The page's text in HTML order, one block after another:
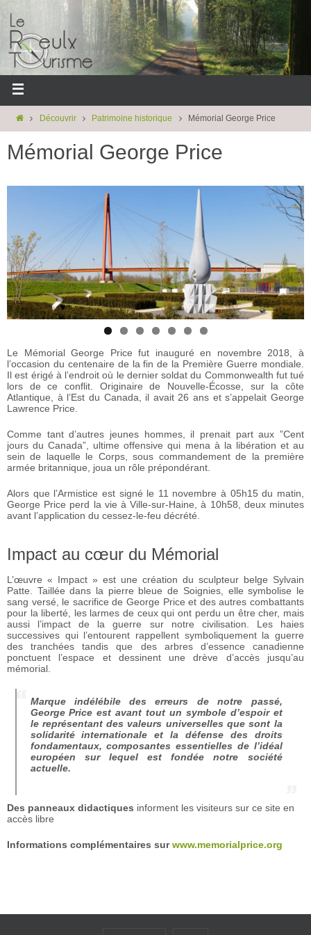
Découvrir Patrimoine historique Mémorial George Price
Mémorial George Price
Le Mémorial George Price fut inauguré en novembre 2018, à
l’occasion du centenaire de la fin de la Première Guerre mondiale.
Il est érigé à l’endroit où le dernier soldat du Commonwealth fut tué
lors de ce conflit. Originaire de Nouvelle-Écosse, sur la côte
Atlantique, à l’Est du Canada, il avait 26 ans et s’appelait George
Lawrence Price.
Comme tant d’autres jeunes hommes, il prenait part aux ”Cent
jours du Canada”, ultime offensive qui mena à la libération et au
sein de laquelle le Corps, sous commandement de la première
armée britannique, joua un rôle prépondérant.
Alors que l’Armistice est signé le 11 novembre à 05h15 du matin,
George Price perd la vie à Ville-sur-Haine, à 10h58, deux minutes
avant l’application du cessez-le-feu décrété.
Impact au cœur du Mémorial
L’œuvre « Impact » est une création du sculpteur belge Sylvain
Patte. Taillée dans la pierre bleue de Soignies, elle symbolise le
sang versé, le sacrifice de George Price et des autres combattants
pour la liberté, les larmes de ceux qui ont perdu un être cher, mais
aussi l’impact de la guerre sur notre civilisation. Les haies
successives qui l’entourent rappellent symboliquement la guerre
des tranchées tandis que des arbres d’essence canadienne
ponctuent l’espace et dessinent une drève d’accès jusqu’au
mémorial.
Marque indélébile des erreurs de notre passé,
George Price est avant tout un symbole d’espoir et
le représentant des valeurs universelles que sont la
solidarité internationale et la défense des droits
fondamentaux, composantes essentielles de l’idéal
européen sur lequel est fondée notre société
actuelle.
Des panneaux didactiques informent les visiteurs sur ce site en
accès libre
Informations complémentaires surwww.memorialprice.org